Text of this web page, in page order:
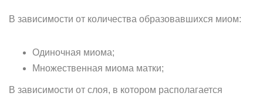
В зависимости от количества образовавшихся миом:
Одиночная миома;
Множественная миома матки;
В зависимости от слоя, в котором располагается